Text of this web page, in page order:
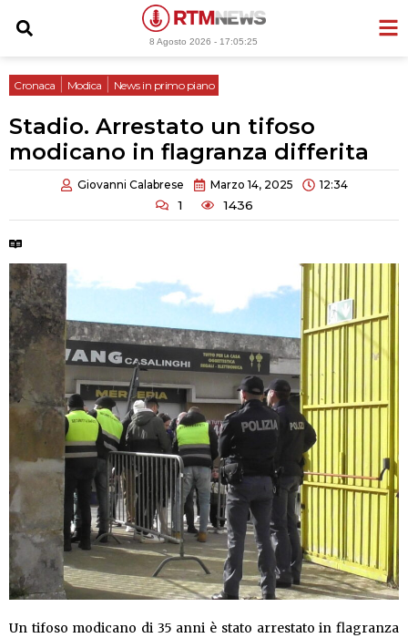
8 Agosto 2026 -17:05:26
Cronaca Modica News in primo piano
Stadio. Arrestato un tifoso
modicano in flagranza differita
Giovanni Calabrese Marzo 14, 2025 12:34
1 1436
Un tifoso modicano di 35 anni è stato arrestato in flagranza